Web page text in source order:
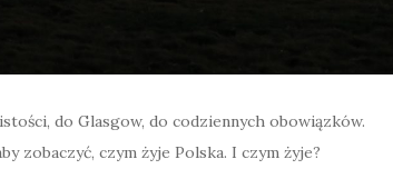
do Glasgow, do codziennych obowiązków.
zobaczyć, czym żyje Polska. I czym żyje?